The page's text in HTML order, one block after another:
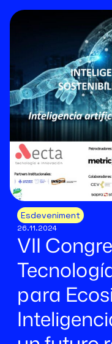
Esdeveniment
26.11.2024
VII
para